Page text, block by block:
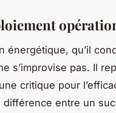
énergétique, qu’il
s’improvise pas. Il
critique pour
entre un